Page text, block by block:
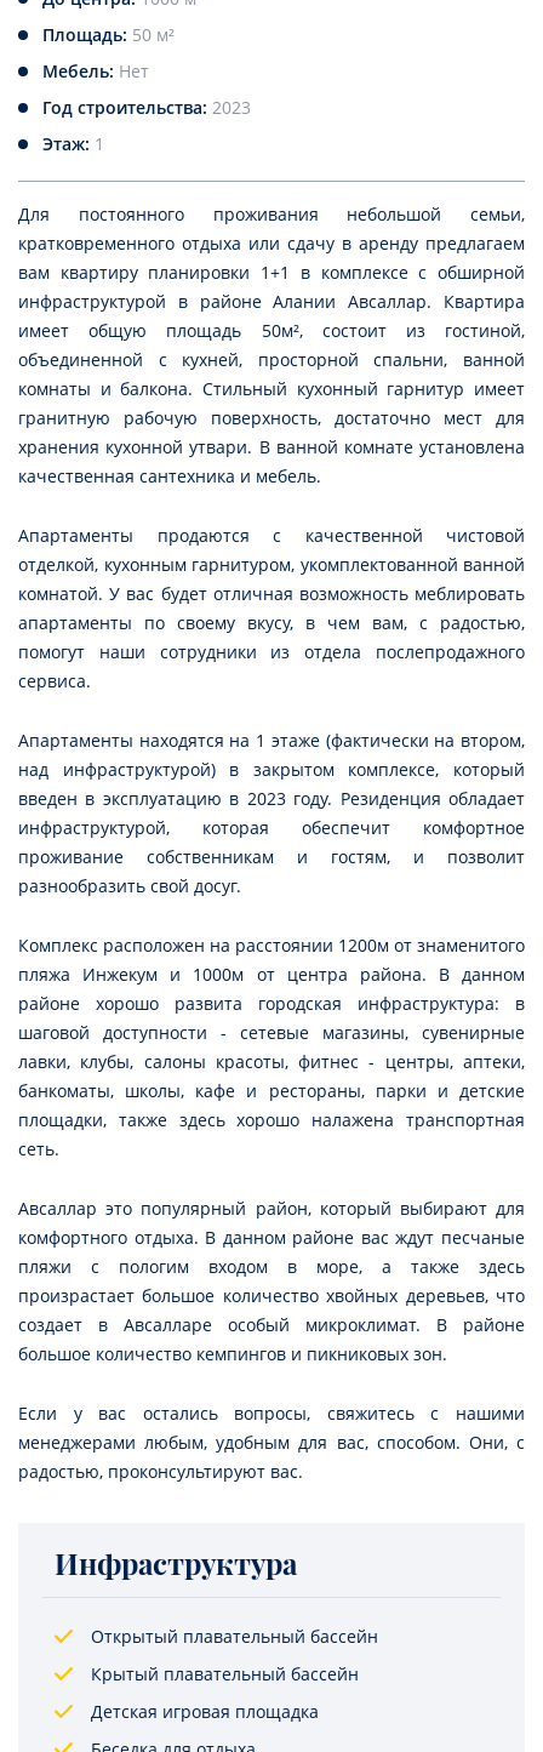
Площадь: 50 м²
Мебель: Нет
Год строительства: 2023
Этаж: 1
Для постоянного проживания небольшой семьи,
кратковременного отдыха или сдачу в аренду предлагаем
вам квартиру планировки 1+1 в комплексе с обширной
инфраструктурой в районе Алании Авсаллар. Квартира
имеет общую площадь 50м², состоит из гостиной,
объединенной с кухней, просторной спальни, ванной
комнаты и балкона. Стильный кухонный гарнитур имеет
гранитную рабочую поверхность, достаточно мест для
хранения кухонной утвари. В ванной комнате установлена
качественная сантехника и мебель.
Апартаменты продаются с качественной чистовой
отделкой, кухонным гарнитуром, укомплектованной ванной
комнатой. У вас будет отличная возможность меблировать
апартаменты по своему вкусу, в чем вам, с радостью,
помогут наши сотрудники из отдела послепродажного
сервиса.
Апартаменты находятся на 1 этаже (фактически на втором,
над инфраструктурой) в закрытом комплексе, который
введен в эксплуатацию в 2023 году. Резиденция обладает
инфраструктурой, которая обеспечит комфортное
проживание собственникам и гостям, и позволит
разнообразить свой досуг.
Комплекс расположен на расстоянии 1200м от знаменитого
пляжа Инжекум и 1000м от центра района. В данном
районе хорошо развита городская инфраструктура: в
шаговой доступности - сетевые магазины, сувенирные
лавки, клубы, салоны красоты, фитнес - центры, аптеки,
банкоматы, школы, кафе и рестораны, парки и детские
площадки, также здесь хорошо налажена транспортная
сеть.
Авсаллар это популярный район, который выбирают для
комфортного отдыха. В данном районе вас ждут песчаные
пляжи с пологим входом в море, а также здесь
произрастает большое количество хвойных деревьев, что
создает в Авсалларе особый микроклимат. В районе
большое количество кемпингов и пикниковых зон.
Если у вас остались вопросы, свяжитесь с нашими
менеджерами любым, удобным для вас, способом. Они, с
радостью, проконсультируют вас.
Инфраструктура
Открытый плавательный бассейн
Крытый плавательный бассейн
Детская игровая площадка